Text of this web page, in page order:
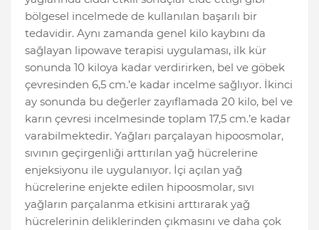
bölgesel incelmede de kullanılan başarılı bir
tedavidir. Aynı zamanda genel kilo kaybını da
sağlayan lipowave terapisi uygulaması, ilk kür
sonunda 10 kiloya kadar verdirirken, bel ve göbek
çevresinden 6,5 cm.’e kadar incelme sağlıyor. İkinci
ay sonunda bu değerler zayıflamada 20 kilo, bel ve
karın çevresi incelmesinde toplam 17,5 cm.’e kadar
varabilmektedir. Yağları parçalayan hipoosmolar,
sıvının geçirgenliği arttırılan yağ hücrelerine
enjeksiyonu ile uygulanıyor. İçi açılan yağ
hücrelerine enjekte edilen hipoosmolar, sıvı
yağların parçalanma etkisini arttırarak yağ
hücrelerinin deliklerinden çıkmasını ve daha çok